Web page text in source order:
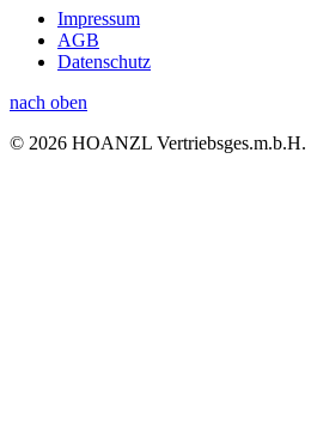
Impressum
AGB
Datenschutz
nach oben
© 2026 HOANZL Vertriebsges.m.b.H.